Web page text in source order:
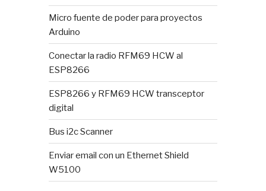
Micro fuente de poder para proyectos
Arduino
Conectar la radio RFM69 HCW al
ESP8266
ESP8266 y RFM69 HCW transceptor
digital
Bus i2c Scanner
Enviar email con un Ethernet Shield
W5100